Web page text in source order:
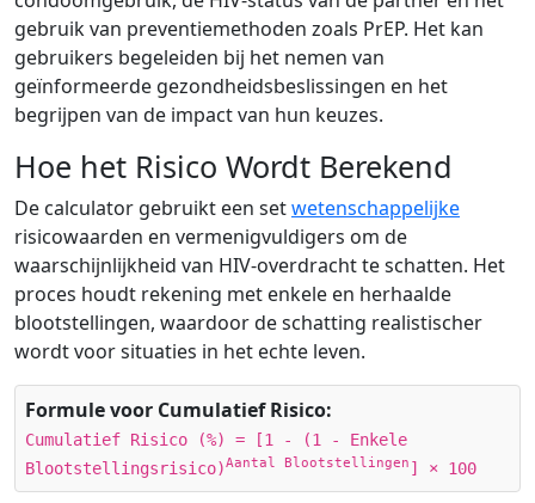
gebruik van preventiemethoden zoals PrEP. Het kan
gebruikers begeleiden bij het nemen van
geïnformeerde gezondheidsbeslissingen en het
begrijpen van de impact van hun keuzes.
Hoe het Risico Wordt Berekend
De calculator gebruikt een setwetenschappelijke
risicowaarden en vermenigvuldigers om de
waarschijnlijkheid van HIV-overdracht te schatten. Het
proces houdt rekening met enkele en herhaalde
blootstellingen, waardoor de schatting realistischer
wordt voor situaties in het echte leven.
Formule voor Cumulatief Risico:
Cumulatief Risico (%) = [1 - (1 - Enkele
Blootstellingsrisico)Aantal Blootstellingen ] × 100